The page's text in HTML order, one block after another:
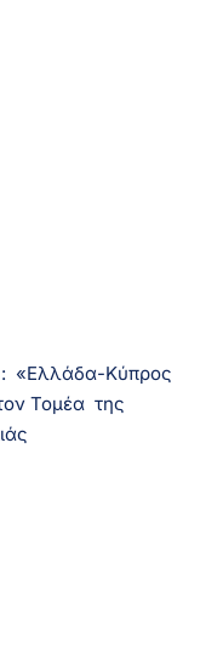
: «Ελλάδα-Κύπρος
Τομέα της